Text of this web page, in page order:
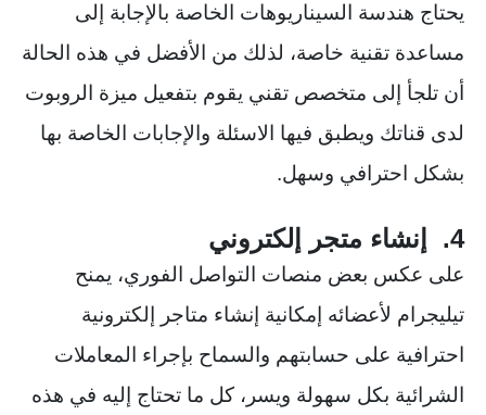
يحتاج هندسة السيناريوهات الخاصة بالإجابة إلى
مساعدة تقنية خاصة، لذلك من الأفضل في هذه الحالة
أن تلجأ إلى متخصص تقني يقوم بتفعيل ميزة الروبوت
لدى قناتك ويطبق فيها الاسئلة والإجابات الخاصة بها
بشكل احترافي وسهل.
4. إنشاء متجر إلكتروني
على عكس بعض منصات التواصل الفوري، يمنح
تيليجرام لأعضائه إمكانية إنشاء متاجر إلكترونية
احترافية على حسابتهم والسماح بإجراء المعاملات
الشرائية بكل سهولة ويسر، كل ما تحتاج إليه في هذه